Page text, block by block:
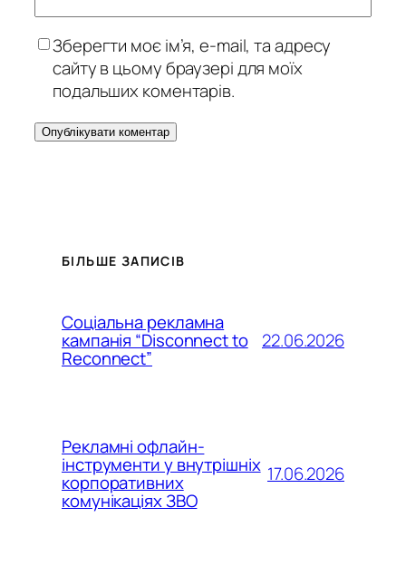
Зберегти моє ім’я, e-mail, та адресу
сайту в цьому браузері для моїх
подальших коментарів.
БІЛЬШЕ ЗАПИСІВ
Соціальна рекламна
кампанія “Disconnect to
Reconnect”
22.06.2026
Рекламні офлайн-
інструменти у внутрішніх
корпоративних
комунікаціях ЗВО
17.06.2026